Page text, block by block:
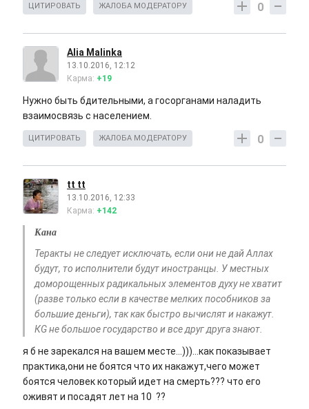
0
ЦИТИРОВАТЬ ЖАЛОБА МОДЕРАТОРУ
Alia Malinka
13.10.2016, 12:12
Карма: +19
Нужно быть бдительными, а госорганами наладить
взаимосвязь с населением.
0
ЦИТИРОВАТЬ ЖАЛОБА МОДЕРАТОРУ
tt tt
13.10.2016, 12:33
Карма: +142
Кана
Теракты не следует исключать, если они не дай Аллах
будут, то исполнители будут иностранцы. У местных
доморощенных радикальных элементов духу не хватит
(разве только если в качестве мелких пособников за
большие деньги), так как быстро вычислят и накажут.
КG не большое государство и все друг друга знают.
я б не зарекался на вашем месте...)))...как показывает
практика,они не боятся что их накажут,чего может
боятся человек который идет на смерть??? что его
оживят и посадят лет на 10 ??